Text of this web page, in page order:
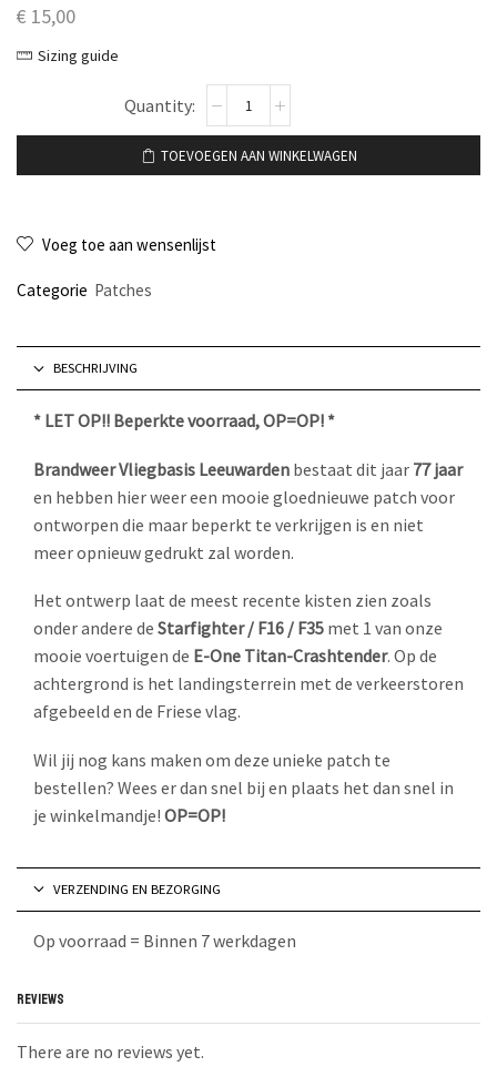
€ 15,00
Sizing guide
Limited
Leeuwarden
TOEVOEGEN AAN WINKELWAGEN
Voeg toe aan wensenlijst
Categorie Patches
BESCHRIJVING
* LET OP!! Beperkte voorraad, OP=OP! *
Brandweer Vliegbasis Leeuwarden bestaat dit jaar 77 jaar
en hebben hier weer een mooie gloednieuwe patch voor
ontworpen die maar beperkt te verkrijgen is en niet
meer opnieuw gedrukt zal worden.
Het ontwerp laat de meest recente kisten zien zoals
onder andere de Starfighter / F16 / F35 met 1 van onze
mooie voertuigen de E-One Titan-Crashtender. Op de
achtergrond is het landingsterrein met de verkeerstoren
afgebeeld en de Friese vlag.
Wil jij nog kans maken om deze unieke patch te
bestellen? Wees er dan snel bij en plaats het dan snel in
je winkelmandje! OP=OP!
VERZENDING EN BEZORGING
Op voorraad = Binnen 7 werkdagen
REVIEWS
There are no reviews yet.